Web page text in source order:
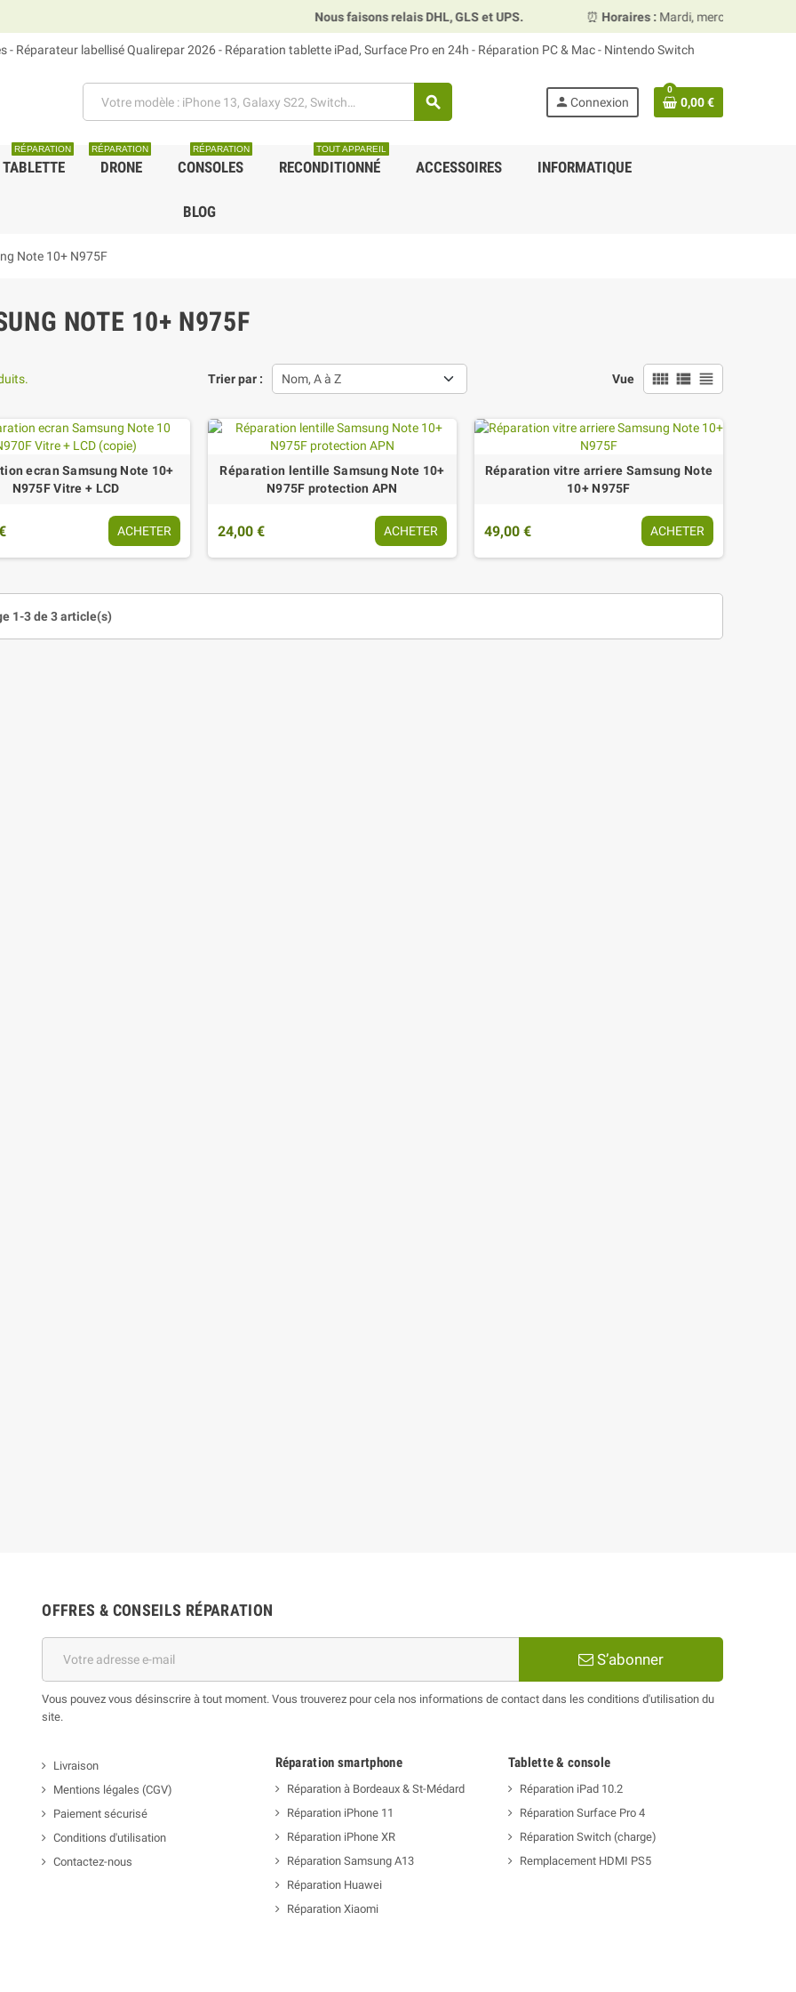
Nous faisons relais DHL, GLS et UPS. Horaires :Mardi, mercredi et vendredi
Réparateur labellisé Qualirepar 2026 - Réparation tablette iPad, Surface Pro en 24h - Réparation PC & Mac - Nintendo Switch
search person Connexion
0
0,00 €
TABLETTE
RÉPARATION
DRONE
RÉPARATION
CONSOLES
RÉPARATION
RECONDITIONNÉ
TOUT APPAREIL
ACCESSOIRES INFORMATIQUE
BLOG
Note 10+ N975F
NOTE 10+ N975F
Trier par : Nom, A à Z Vue view_comfy view_list view_headline
ecran Samsung Note 10+
N975F Vitre + LCD
ACHETER
Réparation lentille Samsung Note 10+
N975F protection APN
24,00 € ACHETER
Réparation vitre arriere Samsung Note
10+ N975F
49,00 € ACHETER
1-3 de 3 article(s)
OFFRES & CONSEILS RÉPARATION
S’abonner
Vous pouvez vous désinscrire à tout moment. Vous trouverez pour cela nos informations de contact dans les conditions d'utilisation du
site.
Livraison
Mentions légales (CGV)
Paiement sécurisé
Conditions d'utilisation
Contactez-nous
Réparation smartphone
Réparation à Bordeaux & St-Médard
Réparation iPhone 11
Réparation iPhone XR
Réparation Samsung A13
Réparation Huawei
Réparation Xiaomi
Tablette & console
Réparation iPad 10.2
Réparation Surface Pro 4
Réparation Switch (charge)
Remplacement HDMI PS5